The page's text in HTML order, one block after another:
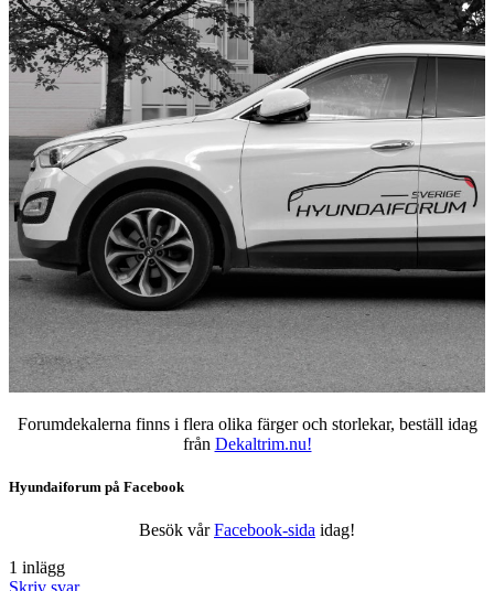
Forumdekalerna finns i flera olika färger och storlekar, beställ idag
från Dekaltrim.nu!
Hyundaiforum på Facebook
Besök vårFacebook-sida idag!
1 inlägg